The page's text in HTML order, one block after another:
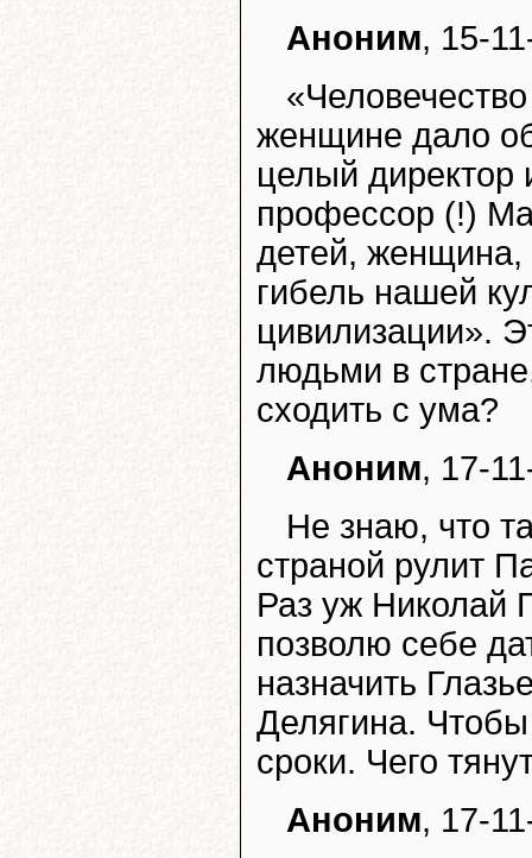
Аноним, 15-
женщине дало
целый директор
профессор (!)
детей,
гибель нашей
цивилизации».
людьми в
сходить с ума?
Аноним, 17-
Не знаю, что
страной рулит
Раз уж Николай
позволю себе
назначить
Делягина.
сроки. Чего
Аноним, 17-